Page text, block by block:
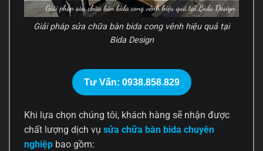
Giải pháp sửa chữa bàn bida cong vênh hiệu quả tại
Bida Design
Tư Vấn: 0938.858.829
Khi lựa chọn chúng tôi, khách hàng sẽ nhận được
chất lượng dịch vụ sửa chữa bàn bida chuyên
nghiệp bao gồm: